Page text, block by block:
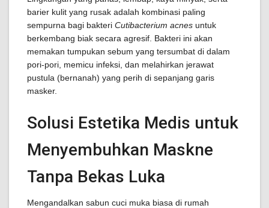
barier kulit yang rusak adalah kombinasi paling
sempurna bagi bakteri Cutibacterium acnes untuk
berkembang biak secara agresif. Bakteri ini akan
memakan tumpukan sebum yang tersumbat di dalam
pori-pori, memicu infeksi, dan melahirkan jerawat
pustula (bernanah) yang perih di sepanjang garis
masker.
Solusi Estetika Medis untuk
Menyembuhkan Maskne
Tanpa Bekas Luka
Mengandalkan sabun cuci muka biasa di rumah